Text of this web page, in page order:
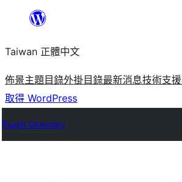
主
要
內
容
Taiwan 正體中文
佈景主題目錄外掛目錄最新消息技術支援
取得 WordPress
Plugin Directory